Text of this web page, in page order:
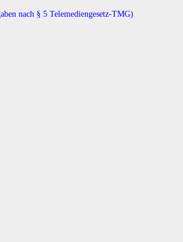
nach § 5 Telemediengesetz-TMG)